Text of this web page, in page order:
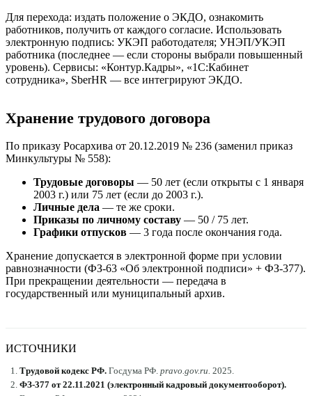
Для перехода: издать положение о ЭКДО, ознакомить
работников, получить от каждого согласие. Использовать
электронную подпись: УКЭП работодателя; УНЭП/УКЭП
работника (последнее — если стороны выбрали повышенный
уровень). Сервисы: «Контур.Кадры», «1С:Кабинет
сотрудника», SberHR — все интегрируют ЭКДО.
Хранение трудового договора
По приказу Росархива от 20.12.2019 № 236 (заменил приказ
Минкультуры № 558):
Трудовые договоры — 50 лет (если открыты с 1 января
2003 г.) или 75 лет (если до 2003 г.).
Личные дела — те же сроки.
Приказы по личному составу — 50 / 75 лет.
Графики отпусков — 3 года после окончания года.
Хранение допускается в электронной форме при условии
равнозначности (ФЗ-63 «Об электронной подписи» + ФЗ-377).
При прекращении деятельности — передача в
государственный или муниципальный архив.
ИСТОЧНИКИ
Трудовой кодекс РФ. Госдума РФ. pravo.gov.ru. 2025.
ФЗ-377 от 22.11.2021 (электронный кадровый документооборот).